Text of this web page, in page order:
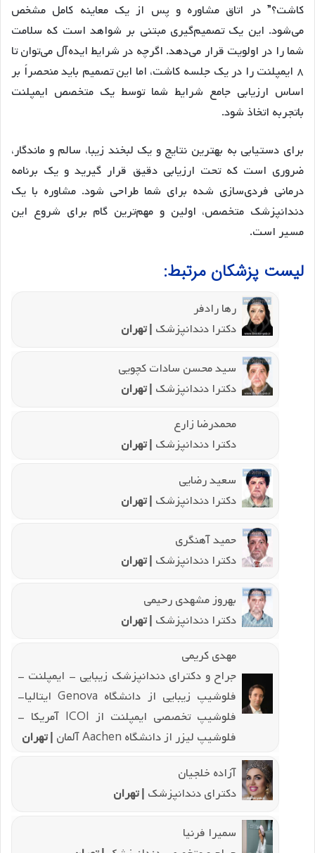
کاشت؟” در اتاق مشاوره و پس از یک معاینه کامل مشخص
می‌شود. این یک تصمیم‌گیری مبتنی بر شواهد است که سلامت
شما را در اولویت قرار می‌دهد. اگرچه در شرایط ایده‌آل می‌توان تا
۸ ایمپلنت را در یک جلسه کاشت، اما این تصمیم باید منحصراً بر
اساس ارزیابی جامع شرایط شما توسط یک متخصص ایمپلنت
باتجربه اتخاذ شود.
برای دستیابی به بهترین نتایج و یک لبخند زیبا، سالم و ماندگار،
ضروری است که تحت ارزیابی دقیق قرار گیرید و یک برنامه
درمانی فردی‌سازی شده برای شما طراحی شود. مشاوره با یک
دندانپزشک متخصص، اولین و مهم‌ترین گام برای شروع این
مسیر است.
لیست پزشکان مرتبط:
رها رادفر
دکترا دندانپزشک | تهران
سید محسن سادات کچویی
دکترا دندانپزشک | تهران
محمدرضا زارع
دکترا دندانپزشک | تهران
سعید رضایی
دکترا دندانپزشک | تهران
حمید آهنگری
دکترا دندانپزشک | تهران
بهروز مشهدی رحیمی
دکترا دندانپزشک | تهران
مهدی کریمی
جراح و دکترای دندانپزشک زیبایی - ایمپلنت -
فلوشیپ زیبایی از دانشگاه Genova ایتالیا-
فلوشیپ تخصصی ایمپلنت از ICOI آمریکا -
فلوشیپ لیزر از دانشگاه Aachen آلمان
| تهران
آزاده خلجیان
دکترای دندانپزشک | تهران
سمیرا فرنیا